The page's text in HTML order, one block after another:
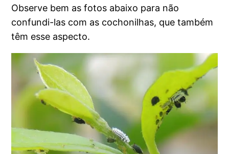
Observe bem as fotos abaixo para não
confundi-las com as cochonilhas, que também
têm esse aspecto.